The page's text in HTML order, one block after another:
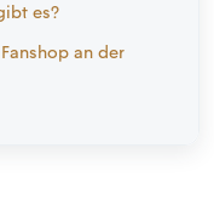
es?
an der